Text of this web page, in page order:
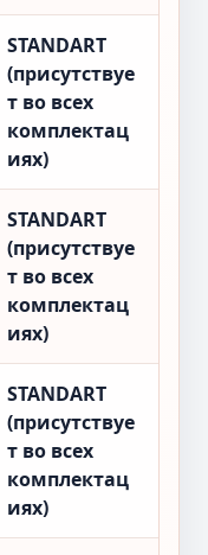
STANDART
(присутствуе
т во всех
комплектац
иях)
STANDART
(присутствуе
т во всех
комплектац
иях)
STANDART
(присутствуе
т во всех
комплектац
иях)